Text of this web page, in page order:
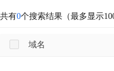
共有0个搜索结果（最多显示
域名